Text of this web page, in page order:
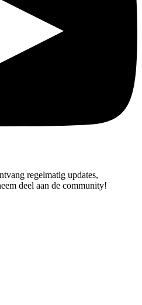
regelmatig updates,
deel aan de community!